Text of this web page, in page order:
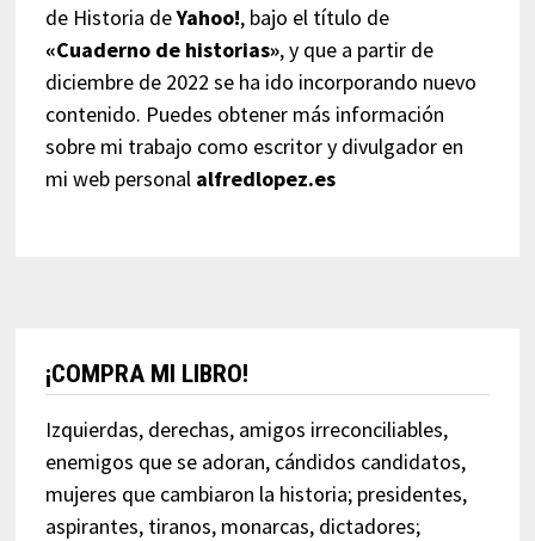
de Historia deYahoo!, bajo el título de
«Cuaderno de historias», y que a partir de
diciembre de 2022 se ha ido incorporando nuevo
contenido. Puedes obtener más información
sobre mi trabajo como escritor y divulgador en
mi web personal alfredlopez.es
¡COMPRA MI LIBRO!
Izquierdas, derechas, amigos irreconciliables,
enemigos que se adoran, cándidos candidatos,
mujeres que cambiaron la historia; presidentes,
aspirantes, tiranos, monarcas, dictadores;